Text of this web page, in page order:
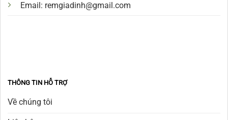
Email: remgiadinh@gmail.com
THÔNG TIN HỖ TRỢ
Về chúng tôi